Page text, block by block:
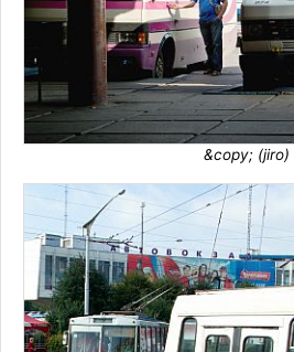
&copy; (jiro)